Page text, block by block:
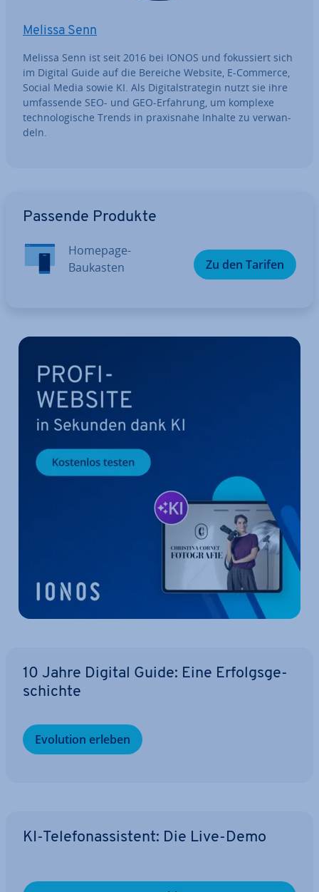
Melissa Senn
Melissa Senn ist seit 2016 bei IONOS und fo­kus­siert sich
im Digital Guide auf die Bereiche Website, E-Commerce,
Social Media sowie KI. Als Di­gi­tal­stra­te­gin nutzt sie ihre
um­fas­sen­de SEO- und GEO-Erfahrung, um komplexe
tech­no­lo­gi­sche Trends in pra­xis­na­he Inhalte zu ver­wan­
deln.
Passende Produkte
Homepage-
Baukasten
Zu den Tarifen
10 Jahre Digital Guide: Eine Er­folgs­ge­
schich­te
Evolution erleben
KI-Te­le­fon­as­sis­tent: Die Live-Demo